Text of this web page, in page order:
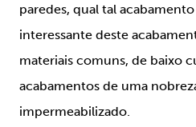
paredes, qual tal
interessante deste
materiais comuns, de baixo
acabamentos de uma
impermeabilizado.